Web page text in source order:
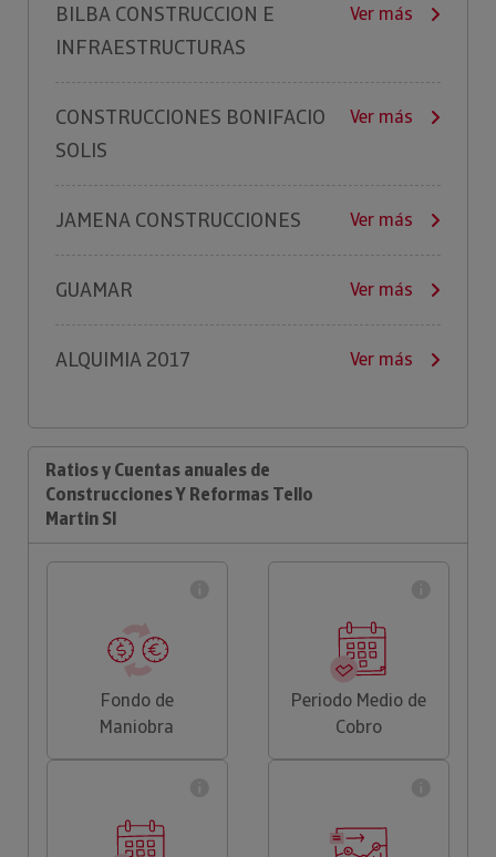
BILBA CONSTRUCCION E
INFRAESTRUCTURAS
Ver más
CONSTRUCCIONES BONIFACIO
SOLIS
Ver más
JAMENA CONSTRUCCIONES Ver más
GUAMAR Ver más
ALQUIMIA 2017 Ver más
Ratios y Cuentas anuales de
Construcciones Y Reformas Tello
Martin Sl
Fondo de
Maniobra
Periodo Medio de
Cobro